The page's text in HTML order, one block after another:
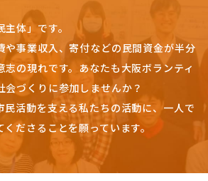
体」です。
や事業収入、寄付などの民間資金が半分
の現れです。 あなたも大阪ボランティ
会づくりに参加しませんか？
民活動を支える私たちの活動に、一人で
くださることを願っています。